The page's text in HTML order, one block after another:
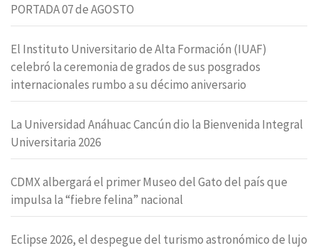
PORTADA 07 de AGOSTO
El Instituto Universitario de Alta Formación (IUAF)
celebró la ceremonia de grados de sus posgrados
internacionales rumbo a su décimo aniversario
La Universidad Anáhuac Cancún dio la Bienvenida Integral
Universitaria 2026
CDMX albergará el primer Museo del Gato del país que
impulsa la “fiebre felina” nacional
Eclipse 2026, el despegue del turismo astronómico de lujo